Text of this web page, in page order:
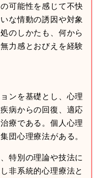
可能性を感じて不快
な情動の誘因や対象
のしかたも、何から
力感とおびえを経験
ンを基礎とし、心理
病からの回復、適応
療である。個人心理
団心理療法がある。
特別の理論や技法に
非系統的心理療法と